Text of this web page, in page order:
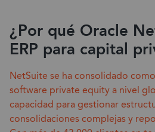
¿Por qué Oracle
ERP para capital
NetSuite se ha consolidado
software private equity a nivel
capacidad para gestionar
consolidaciones complejas y